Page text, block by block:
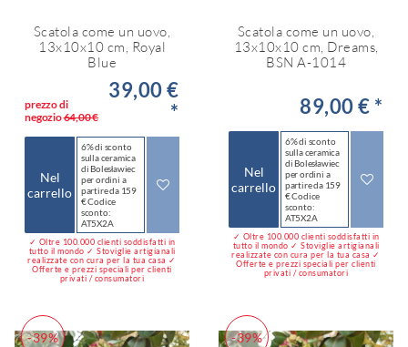
Scatola come un uovo,
13x10x10 cm, Royal
Blue
prezzo di
negozio64,00 €
39,00 €
*
Nel
carrello
6% di sconto
sulla ceramica
di Bolesławiec
per ordini a
partire da 159
€ Codice
sconto:
AT5X2A
✓ Oltre 100.000 clienti soddisfatti in
tutto il mondo ✓ Stoviglie artigianali
realizzate con cura per la tua casa ✓
Offerte e prezzi speciali per clienti
privati / consumatori
Scatola come un uovo,
13x10x10 cm, Dreams,
BSN A-1014
89,00 € *
Nel
carrello
6% di sconto
sulla ceramica
di Bolesławiec
per ordini a
partire da 159
€ Codice
sconto:
AT5X2A
✓ Oltre 100.000 clienti soddisfatti in
tutto il mondo ✓ Stoviglie artigianali
realizzate con cura per la tua casa ✓
Offerte e prezzi speciali per clienti
privati / consumatori
-39% -39%